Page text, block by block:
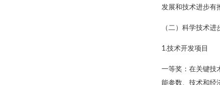
发展和技术进步有
（二）科学技术进
1.技术开发项目
一等奖：在关键技
能参数、技术和经